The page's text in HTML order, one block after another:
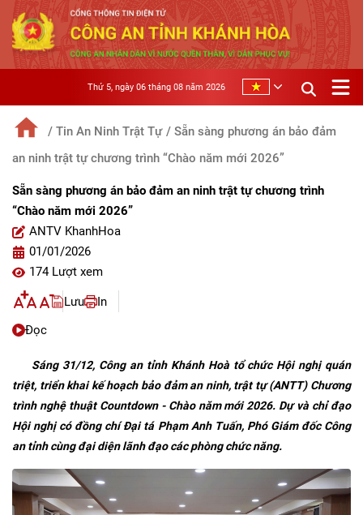
Thứ 5, ngày 06 tháng 08 năm 2026
/ Tin An Ninh Trật Tự / Sẵn sàng phương án bảo đảm
an ninh trật tự chương trình “Chào năm mới 2026”
Sẵn sàng phương án bảo đảm an ninh trật tự chương trình
“Chào năm mới 2026”
ANTV KhanhHoa
01/01/2026
174 Lượt xem
Lưu
In
Đọc
Sáng 31/12, Công an tỉnh Khánh Hoà tổ chức Hội nghị quán
triệt, triển khai kế hoạch bảo đảm an ninh, trật tự (ANTT) Chương
trình nghệ thuật Countdown - Chào năm mới 2026. Dự và chỉ đạo
Hội nghị có đồng chí Đại tá Phạm Anh Tuấn, Phó Giám đốc Công
an tỉnh cùng đại diện lãnh đạo các phòng chức năng.